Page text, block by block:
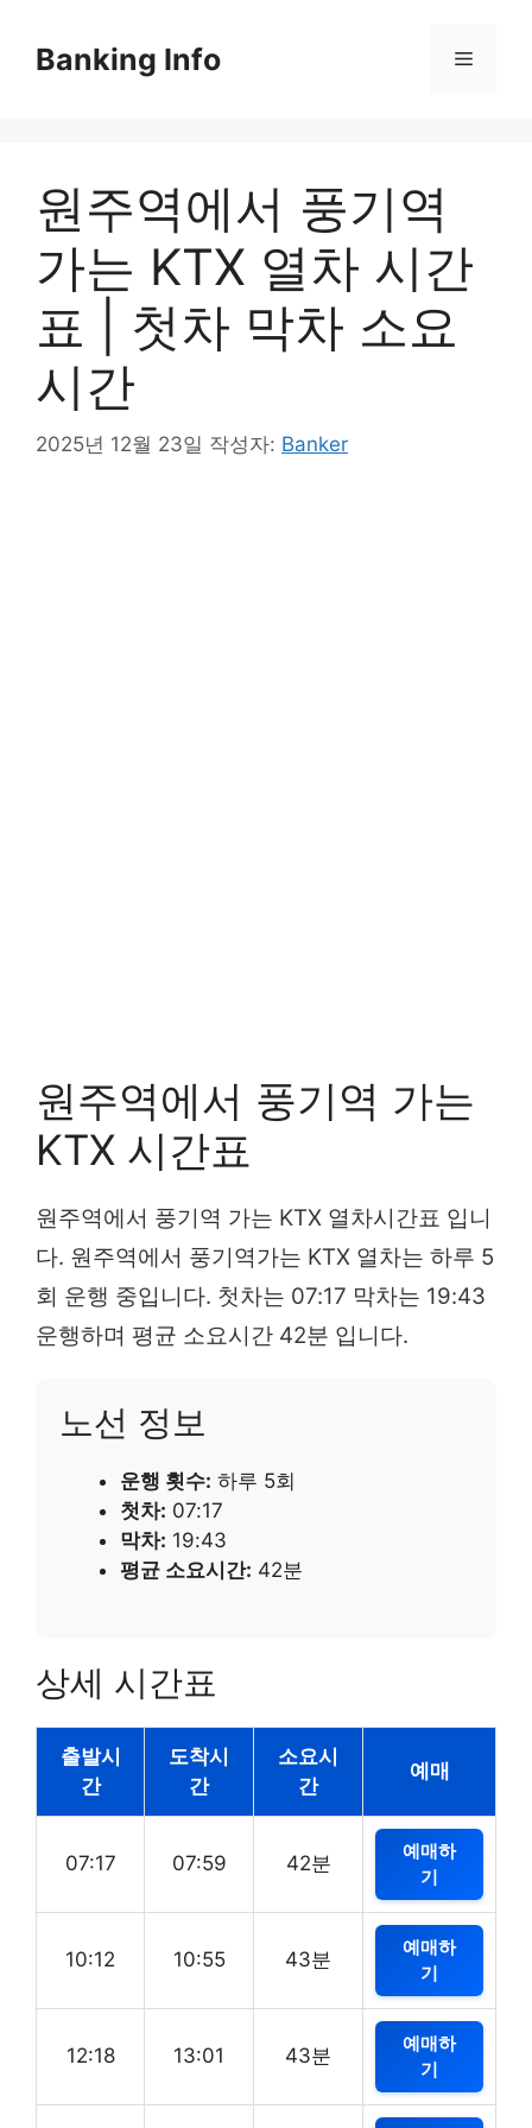
Banking Info 메
원주역에서 풍기역
가는 KTX 열차 시간
표 | 첫차 막차 소요
시간
2025년 12월 23일 작성자: Banker
원주역에서 풍기역 가는
KTX 시간표
원주역에서 풍기역 가는 KTX 열차시간표 입니
다. 원주역에서 풍기역가는 KTX 열차는 하루 5
회 운행 중입니다. 첫차는 07:17 막차는 19:43
운행하며 평균 소요시간 42분 입니다.
노선 정보
운행 횟수: 하루 5회
첫차: 07:17
막차: 19:43
평균 소요시간: 42분
상세 시간표
출발시
간
도착시
간
소요시
간
예매
07:17 07:59 42분
예매하
기
10:12 10:55 43분
예매하
기
12:18 13:01 43분
예매하
기